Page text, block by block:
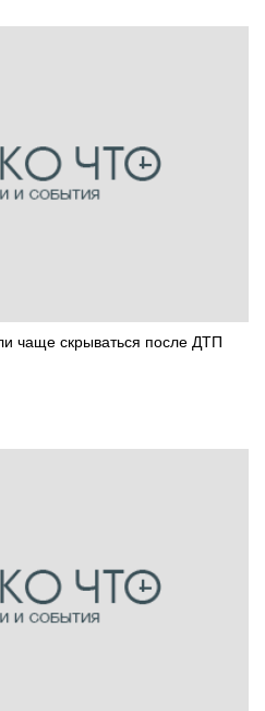
чаще скрываться после ДТП